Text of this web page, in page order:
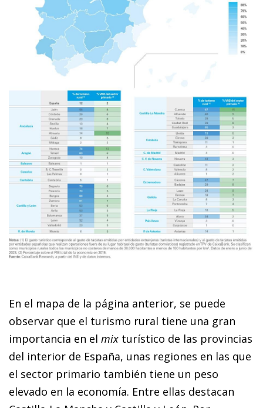
En el mapa de la página anterior, se puede
observar que el turismo rural tiene una gran
importancia en el mix turístico de las provincias
del interior de España, unas regiones en las que
el sector primario también tiene un peso
elevado en la economía. Entre ellas destacan